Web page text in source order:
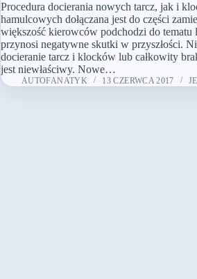
Procedura docierania nowych tarcz, jak i
hamulcowych dołączana jest do części
większość kierowców podchodzi do tematu
przynosi negatywne skutki w przyszłości.
docieranie tarcz i klocków lub całkowity
jest niewłaściwy. Nowe…
AUTOFANATYK 13 CZERWCA 2017